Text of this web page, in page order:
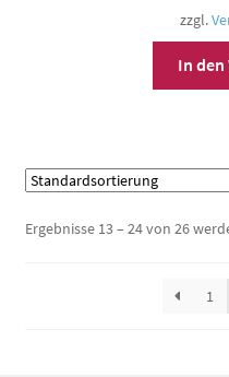
zzgl.
In
Ergebnisse 13 – 24 von 26
1